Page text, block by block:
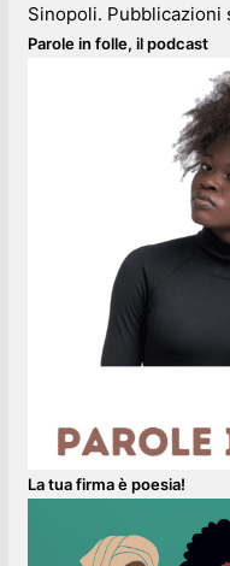
Sinopoli. Pubblicazioni
Parole in folle, il podcast
La tua firma è poesia!